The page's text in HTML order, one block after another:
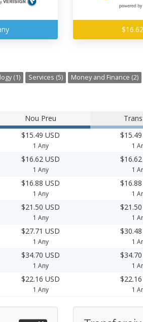
(1) Services (5) Money and Finance (2)
Nou Preu
$15.49 USD
1 Any 1
$16.62 USD
1 Any 1
$16.88 USD
1 Any 1
$21.50 USD
1 Any 1
$27.71 USD
1 Any 1
$34.70 USD
1 Any 1
$22.16 USD
1 Any 1